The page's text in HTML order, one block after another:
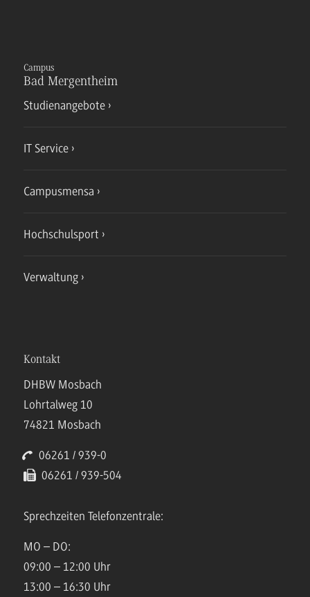
Campus
Bad Mergentheim
Studienangebote
IT Service
Campusmensa
Hochschulsport
Verwaltung
Kontakt
DHBW Mosbach
Lohrtalweg 10
74821 Mosbach
06261 / 939-0
06261 / 939-504
Sprechzeiten Telefonzentrale:
MO – DO:
09:00 – 12:00 Uhr
13:00 – 16:30 Uhr